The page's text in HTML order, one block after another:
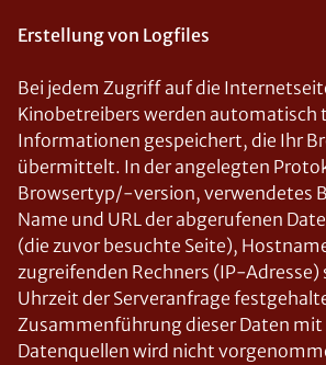
Erstellung von Logfiles
Bei jedem Zugriff auf die
Kinobetreibers werden automatisch
Informationen gespeichert, die Ihr
übermittelt. In der angelegten
Browsertyp/-version, verwendetes
Name und URL der abgerufenen
(die zuvor besuchte Seite),
zugreifenden Rechners (IP-Adresse)
Uhrzeit der Serveranfrage
Zusammenführung dieser Daten mit
Datenquellen wird nicht